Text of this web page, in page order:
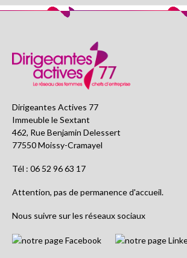
Dirigeantes Actives 77
Immeuble le Sextant
462, Rue Benjamin Delessert
77550 Moissy-Cramayel
Tél : 06 52 96 63 17
Attention, pas de permanence d'accueil.
Nous suivre sur les réseaux sociaux